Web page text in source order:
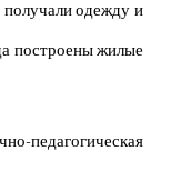
получали одежду и
построены жилые
педагогическая